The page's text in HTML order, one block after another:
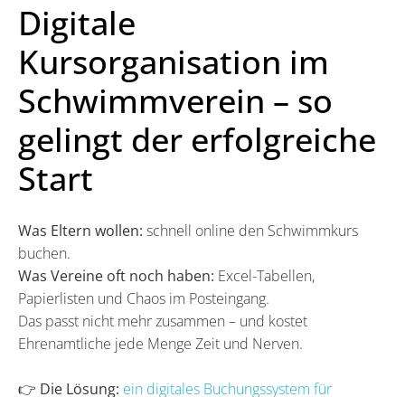
Digitale
Kursorganisation im
Schwimmverein – so
gelingt der erfolgreiche
Start
Was Eltern wollen: schnell online den Schwimmkurs
buchen.
Was Vereine oft noch haben: Excel-Tabellen,
Papierlisten und Chaos im Posteingang.
Das passt nicht mehr zusammen – und kostet
Ehrenamtliche jede Menge Zeit und Nerven.
👉 Die Lösung: ein digitales Buchungssystem für